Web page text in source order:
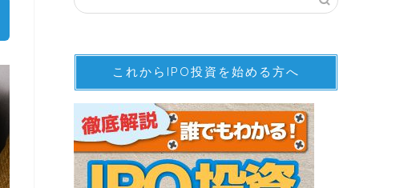
これからIPO投資を始める方へ